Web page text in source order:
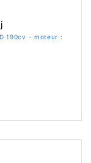
190cv - moteur :